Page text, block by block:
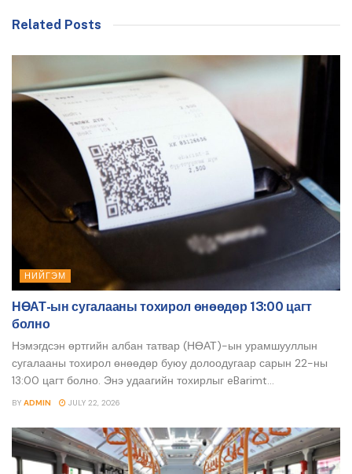
Related Posts
НИЙГЭМ
НӨАТ-ын сугалааны тохирол өнөөдөр 13:00 цагт
болно
Нэмэгдсэн өртгийн албан татвар (НӨАТ)-ын урамшууллын
сугалааны тохирол өнөөдөр буюу долоодугаар сарын 22-ны
13:00 цагт болно. Энэ удаагийн тохирлыг eBarimt...
BY ADMIN JULY 22, 2026